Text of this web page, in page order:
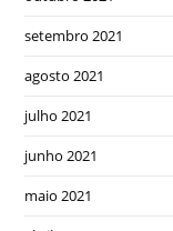
setembro 2021
agosto 2021
julho 2021
junho 2021
maio 2021